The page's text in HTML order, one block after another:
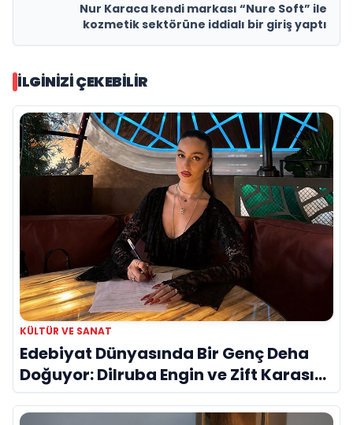
Nur Karaca kendi markası “Nure Soft” ile
kozmetik sektörüne iddialı bir giriş yaptı
İLGINIZI ÇEKEBILIR
KÜLTÜR VE SANAT
Edebiyat Dünyasında Bir Genç Deha
Doğuyor: Dilruba Engin ve Zift Karası
Evreni ‘AVENOİR’